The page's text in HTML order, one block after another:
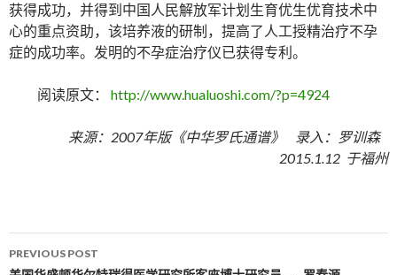
获得成功，并得到中国人民解放军计划生育优生优育技术中
心的重点资助，该培养液的研制，提高了人工授精治疗不孕
症的成功率。发明的不孕症治疗仪已获得专利。
阅读原文： http://www.hualuoshi.com/?p=4924
来源：2007年版《中华罗氏通谱》 录入：罗训森
2015.1.12 于福州
PREVIOUS POST